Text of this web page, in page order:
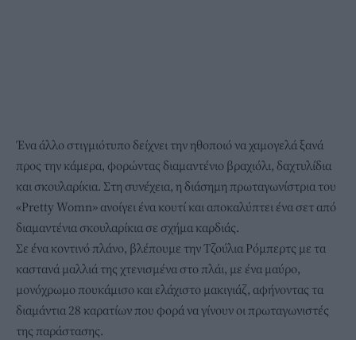
Ένα άλλο στιγμιότυπο δείχνει την ηθοποιό να χαμογελά ξανά
προς την κάμερα, φορώντας διαμαντένιο βραχιόλι, δαχτυλίδια
και σκουλαρίκια. Στη συνέχεια, η διάσημη πρωταγωνίστρια του
«Pretty Womn» ανοίγει ένα κουτί και αποκαλύπτει ένα σετ από
διαμαντένια σκουλαρίκια σε σχήμα καρδιάς.
Σε ένα κοντινό πλάνο, βλέπουμε την Τζούλια Ρόμπερτς με τα
καστανά μαλλιά της χτενισμένα στο πλάι, με ένα μαύρο,
μονόχρωμο πουκάμισο και ελάχιστο μακιγιάζ, αφήνοντας τα
διαμάντια 28 καρατίων που φορά να γίνουν οι πρωταγωνιστές
της παράστασης.